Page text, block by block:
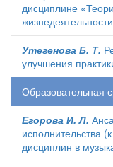
дисциплине
Утегенова Б. Т.
улучшения
Образовательная
Егорова И. Л.
исполнительства
дисциплин в